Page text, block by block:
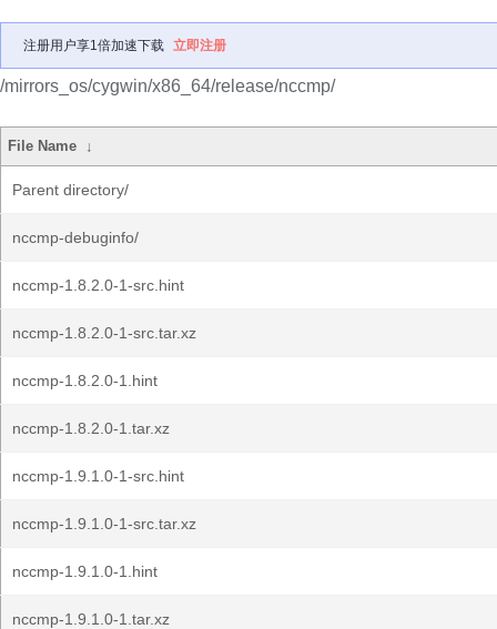
注册用户享1倍加速下载 立即注册
/mirrors_os/cygwin/x86_64/release/nccmp/
File Name ↓
Parent directory/
nccmp-debuginfo/
nccmp-1.8.2.0-1-src.hint
nccmp-1.8.2.0-1-src.tar.xz
nccmp-1.8.2.0-1.hint
nccmp-1.8.2.0-1.tar.xz
nccmp-1.9.1.0-1-src.hint
nccmp-1.9.1.0-1-src.tar.xz
nccmp-1.9.1.0-1.hint
nccmp-1.9.1.0-1.tar.xz